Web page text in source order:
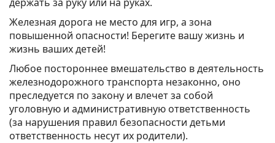
Железная дорога не место для игр, а зона
повышенной опасности! Берегите вашу жизнь и
жизнь ваших детей!
Любое постороннее вмешательство в деятельность
железнодорожного транспорта незаконно, оно
преследуется по закону и влечет за собой
уголовную и административную ответственность
(за нарушения правил безопасности детьми
ответственность несут их родители).